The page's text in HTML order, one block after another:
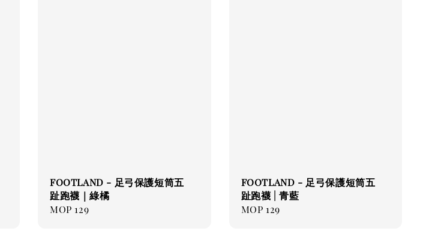
FOOTLAND - 足弓保護短筒五
趾跑襪｜綠橘
Regular
MOP 129
FOOTLAND - 足弓保護短筒五
趾跑襪 | 青藍
Regular
MOP 129